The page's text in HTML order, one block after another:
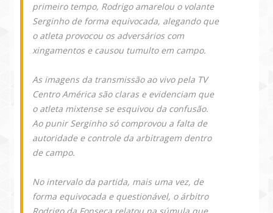
primeiro tempo, Rodrigo amarelou o volante
Serginho de forma equivocada, alegando que
o atleta provocou os adversários com
xingamentos e causou tumulto em campo.
As imagens da transmissão ao vivo pela TV
Centro América são claras e evidenciam que
o atleta mixtense se esquivou da confusão.
Ao punir Serginho só comprovou a falta de
autoridade e controle da arbitragem dentro
de campo.
No intervalo da partida, mais uma vez, de
forma equivocada e questionável, o árbitro